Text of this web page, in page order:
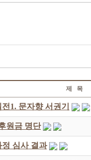
제 목
1. 문자향 서권기
원금 명단
정 심사 결과